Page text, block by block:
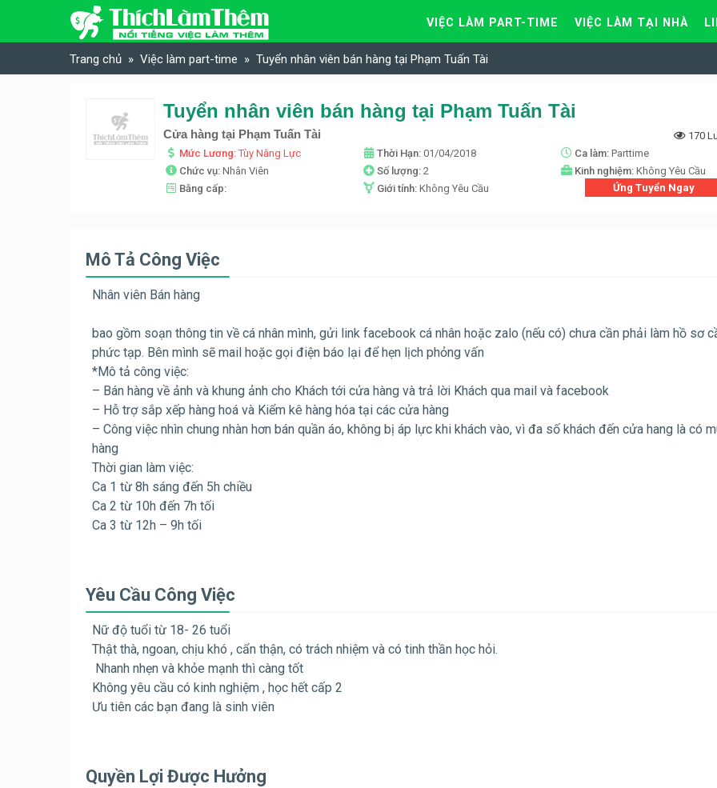
Skip to content
VIỆC LÀM PART-TIME VIỆC LÀM TẠI NHÀ
Trang chủ Việc làm part-time Tuyển nhân viên bán hàng tại Phạm Tuấn Tài
Tuyển nhân viên bán hàng tại Phạm Tuấn Tài
Cửa hàng tại Phạm Tuấn Tài
170
Mức Lương:Tùy Năng Lực Thời Hạn: 01/04/2018 Ca làm: Parttime
Chức vụ: Nhân Viên Số lượng: 2 Kinh nghiệm: Không Yêu Cầu
Bằng cấp:
Giới tính: Không Yêu Cầu Ứng Tuyển Ngay
Mô Tả Công Việc
Nhân viên Bán hàng
bao gồm soạn thông tin về cá nhân mình, gửi link facebook cá nhân hoặc zalo (nếu có) chưa cần phải làm hồ sơ
phức tạp. Bên mình sẽ mail hoặc gọi điện báo lại để hẹn lịch phỏng vấn
*Mô tả công việc:
– Bán hàng về ảnh và khung ảnh cho Khách tới cửa hàng và trả lời Khách qua mail và facebook
– Hỗ trợ sắp xếp hàng hoá và Kiểm kê hàng hóa tại các cửa hàng
– Công việc nhìn chung nhàn hơn bán quần áo, không bị áp lực khi khách vào, vì đa số khách đến cửa hang là có
hàng
Thời gian làm việc:
Ca 1 từ 8h sáng đến 5h chiều
Ca 2 từ 10h đến 7h tối
Ca 3 từ 12h – 9h tối
Yêu Cầu Công Việc
Nữ độ tuổi từ 18- 26 tuổi
Thật thà, ngoan, chịu khó , cẩn thận, có trách nhiệm và có tinh thần học hỏi.
Nhanh nhẹn và khỏe mạnh thì càng tốt
Không yêu cầu có kinh nghiệm , học hết cấp 2
Ưu tiên các bạn đang là sinh viên
Quyền Lợi Được Hưởng